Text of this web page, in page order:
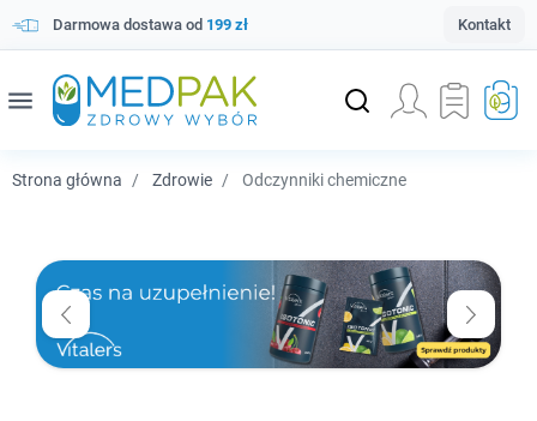
Darmowa dostawa od 199 zł Kontakt
menu
Strona główna Zdrowie Odczynniki chemiczne